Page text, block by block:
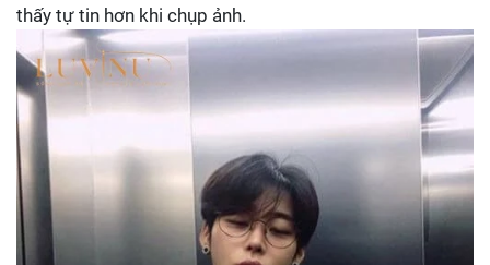
thấy tự tin hơn khi chụp ảnh.